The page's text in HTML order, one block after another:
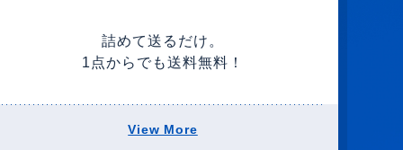
詰めて送るだけ。
1点からでも送料無料！
View More